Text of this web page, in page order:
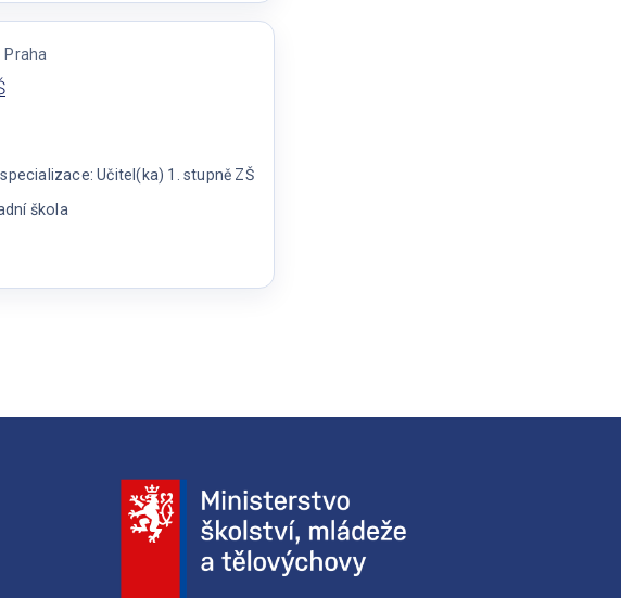
Praha
Učitel(ka) 1. stupně ZŠ
škola